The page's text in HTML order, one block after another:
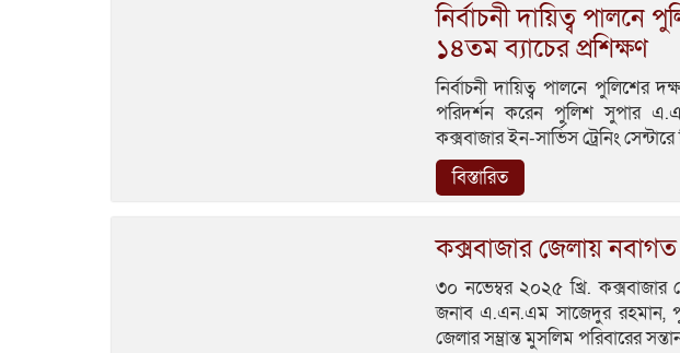
নির্বাচনী দায়িত্ব পালনে
১৪তম ব্যাচের প্রশিক্ষণ
নির্বাচনী দায়িত্ব পালনে পুলিশের
পরিদর্শন করেন পুলিশ সুপার
কক্সবাজার ইন-সার্ভিস ট্রেনিং সেন্টারে
বিস্তারিত
কক্সবাজার জেলায়
৩০ নভেম্বর ২০২৫ খ্রি.
জনাব এ.এন.এম সাজেদুর রহমান,
জেলার সম্ভ্রান্ত মুসলিম পরিবারের